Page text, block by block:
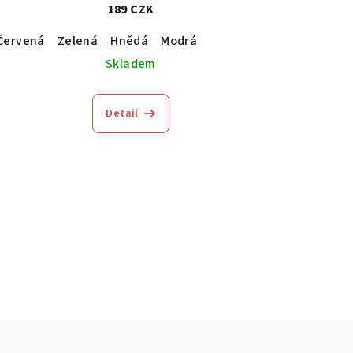
189 CZK
Zelená Hnědá
Modrá
Skladem
Detail